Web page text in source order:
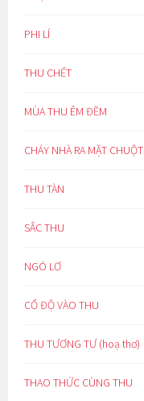
PHI LÍ
THU CHẾT
MÙA THU ÊM ĐỀM
CHÁY NHÀ RA MẶT CHUỘT
THU TÀN
SẮC THU
NGÓ LƠ
CỔ ĐỘ VÀO THU
THU TƯƠNG TƯ (hoạ thơ)
THAO THỨC CÙNG THU